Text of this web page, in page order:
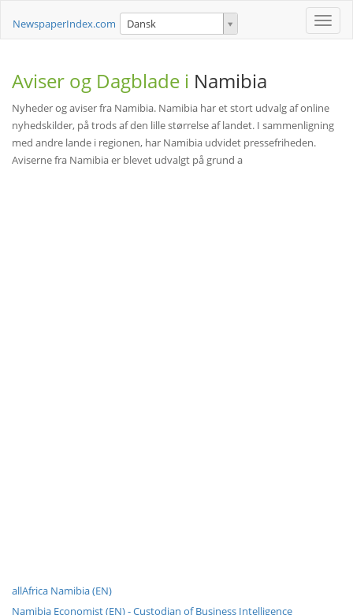
Toggle
NewspaperIndex.com Dansk
Aviser og Dagblade i Namibia
Nyheder og aviser fra Namibia. Namibia har et stort udvalg af online
nyhedskilder, på trods af den lille størrelse af landet. I sammenligning
med andre lande i regionen, har Namibia udvidet pressefriheden.
Aviserne fra Namibia er blevet udvalgt på grund a
allAfrica Namibia (EN)
Namibia Economist (EN) - Custodian of Business Intelligence